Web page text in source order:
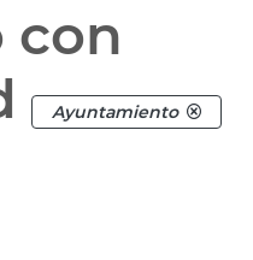
con
Ayuntamiento